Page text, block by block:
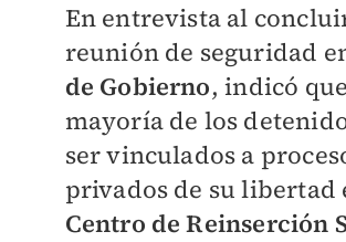
En entrevista al
reunión de seguridad
de Gobierno, indicó
mayoría de los
ser vinculados a
privados de su libertad
Centro de Reinserción